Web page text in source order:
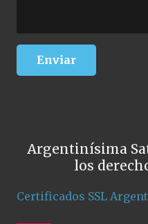
Argentinísima
los
Certificados SSL